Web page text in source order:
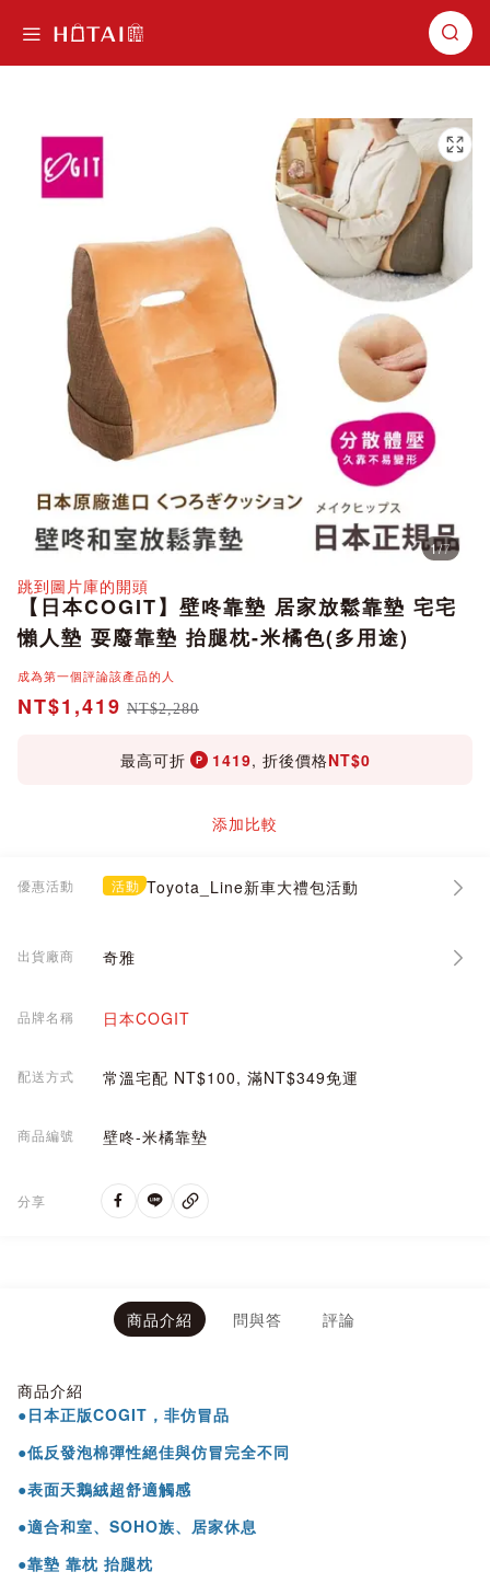
跳到圖片庫的末尾
1/7
跳到圖片庫的開頭
【日本COGIT】壁咚靠墊 居家放鬆靠墊 宅宅
懶人墊 耍廢靠墊 抬腿枕-米橘色(多用途)
成為第一個評論該產品的人
NT$1,419 NT$2,280
最高可折 1419, 折後價格NT$0
添加比較
優惠活動 活動 Toyota_Line新車大禮包活動
出貨廠商 奇雅
品牌名稱 日本COGIT
配送方式 常溫宅配 NT$100, 滿NT$349免運
商品編號 壁咚-米橘靠墊
分享
商品介紹 問與答 評論
商品介紹
●日本正版COGIT，非仿冒品
●低反發泡棉彈性絕佳與仿冒完全不同
●表面天鵝絨超舒適觸感
●適合和室、SOHO族、居家休息
●靠墊 靠枕 抬腿枕